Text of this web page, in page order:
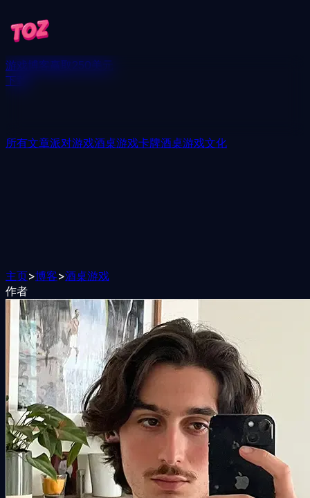
游戏博客赢取250美元
下载
所有文章派对游戏酒桌游戏卡牌酒桌游戏文化
主页>博客>酒桌游戏
作者